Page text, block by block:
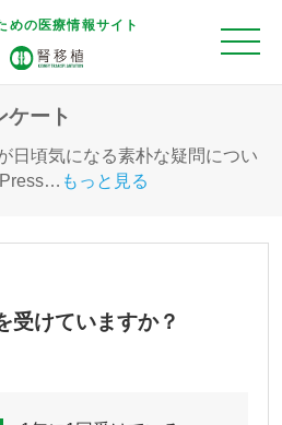
めの医療情報サイト
ケート
日頃気になる素朴な疑問につい
… もっと見る
受けていますか？